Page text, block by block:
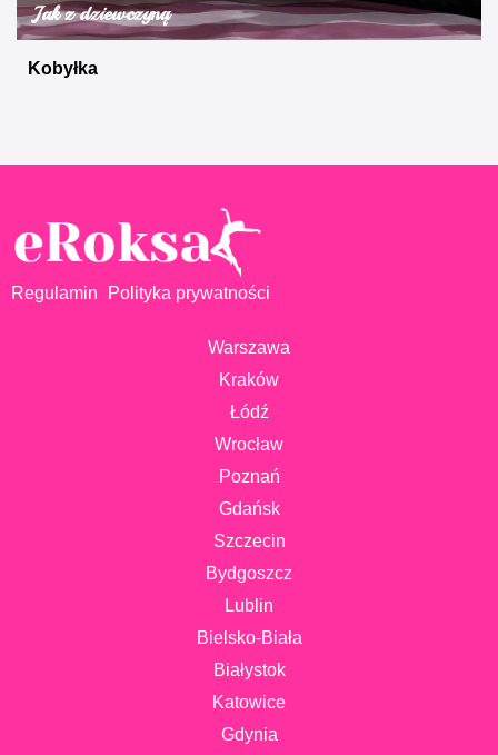
Jak z dziewczyną
Kobyłka
Regulamin Polityka prywatności
Warszawa
Kraków
Łódź
Wrocław
Poznań
Gdańsk
Szczecin
Bydgoszcz
Lublin
Bielsko-Biała
Białystok
Katowice
Gdynia